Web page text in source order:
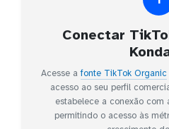
Conectar
Acesse afonte TikTok Organic
acesso ao seu perfil
estabelece a conexão
permitindo o acesso às